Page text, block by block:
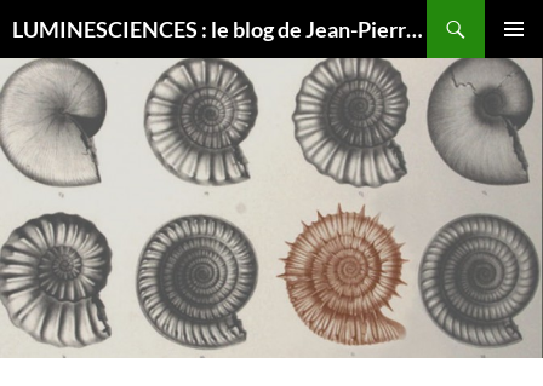
LUMINESCIENCES : le blog de Jean-Pierre LUMINET, astrophysicien
MENU
AU
CONTENU